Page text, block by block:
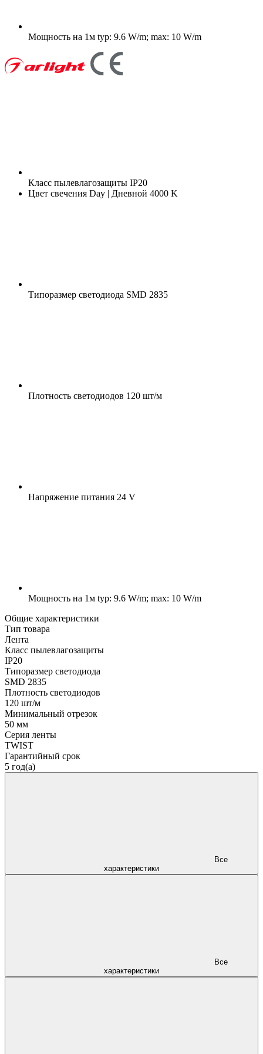
Мощность на 1м typ: 9.6 W/m; max: 10 W/m
Класс пылевлагозащиты IP20
Цвет свечения Day | Дневной 4000 K
Типоразмер светодиода SMD 2835
Плотность светодиодов 120 шт/м
Напряжение питания 24 V
Мощность на 1м typ: 9.6 W/m; max: 10 W/m
Общие характеристики
Тип товара
Лента
Класс пылевлагозащиты
IP20
Типоразмер светодиода
SMD 2835
Плотность светодиодов
120 шт/м
Минимальный отрезок
50 мм
Серия ленты
TWIST
Гарантийный срок
5 год(а)
характеристики
характеристики